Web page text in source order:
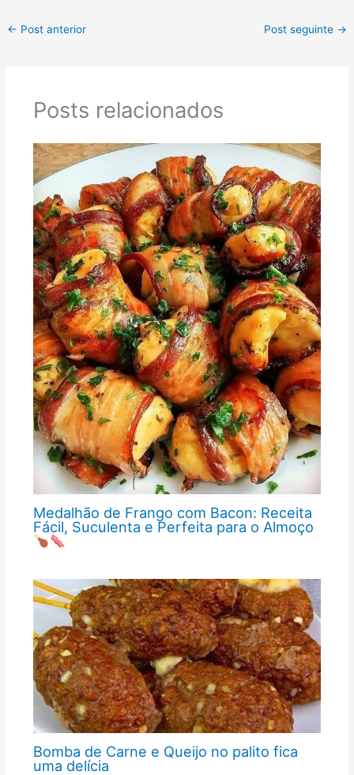
← Post anterior Post seguinte →
Posts relacionados
Medalhão de Frango com Bacon: Receita
Fácil, Suculenta e Perfeita para o Almoço
Bomba de Carne e Queijo no palito fica
uma delícia